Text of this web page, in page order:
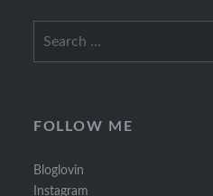
FOLLOW ME
Bloglovin
Instagram